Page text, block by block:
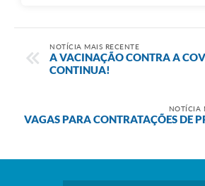
NOTÍCIA MAIS RECENTE
A VACINAÇÃO CONTRA A
CONTINUA!
NOTÍCIA
VAGAS PARA CONTRATAÇÕES DE